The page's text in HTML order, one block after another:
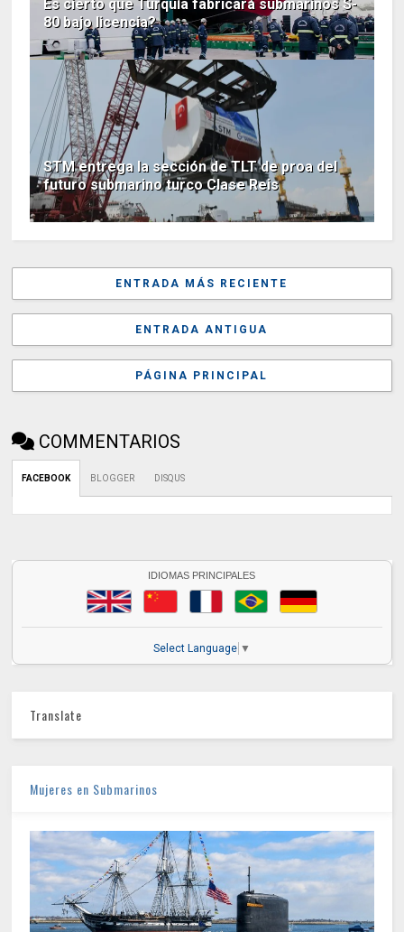
Es cierto que Turquía fabricará submarinos S-
80 bajo licencia?
STM entrega la sección de TLT de proa del
futuro submarino turco Clase Reis
ENTRADA MÁS RECIENTE
ENTRADA ANTIGUA
PÁGINA PRINCIPAL
COMMENTARIOS
FACEBOOK BLOGGER DISQUS
IDIOMAS PRINCIPALES
Select Language ▼
Translate
Mujeres en Submarinos